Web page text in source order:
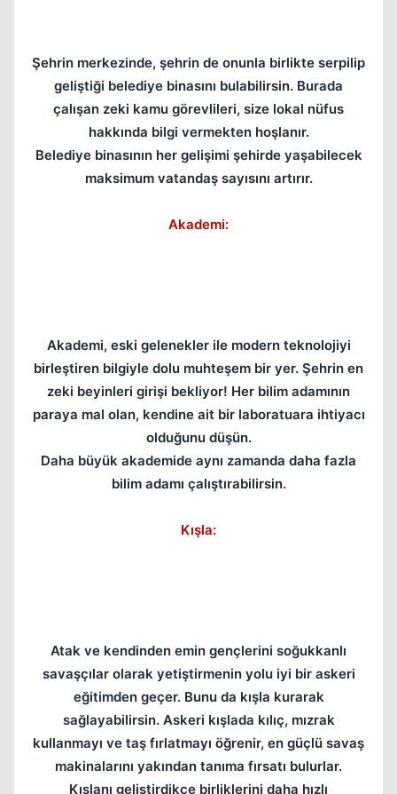
Şehrin merkezinde, şehrin de onunla birlikte serpilip
geliştiği belediye binasını bulabilirsin. Burada
çalışan zeki kamu görevlileri, size lokal nüfus
hakkında bilgi vermekten hoşlanır.
Belediye binasının her gelişimi şehirde yaşabilecek
maksimum vatandaş sayısını artırır.
Akademi:
Akademi, eski gelenekler ile modern teknolojiyi
birleştiren bilgiyle dolu muhteşem bir yer. Şehrin en
zeki beyinleri girişi bekliyor! Her bilim adamının
paraya mal olan, kendine ait bir laboratuara ihtiyacı
olduğunu düşün.
Daha büyük akademide aynı zamanda daha fazla
bilim adamı çalıştırabilirsin.
Kışla:
Atak ve kendinden emin gençlerini soğukkanlı
savaşçılar olarak yetiştirmenin yolu iyi bir askeri
eğitimden geçer. Bunu da kışla kurarak
sağlayabilirsin. Askeri kışlada kılıç, mızrak
kullanmayı ve taş fırlatmayı öğrenir, en güçlü savaş
makinalarını yakından tanıma fırsatı bulurlar.
Kışlanı geliştirdikçe birliklerini daha hızlı